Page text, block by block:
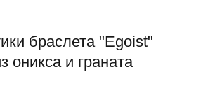
браслета "Egoist"
оникса и граната